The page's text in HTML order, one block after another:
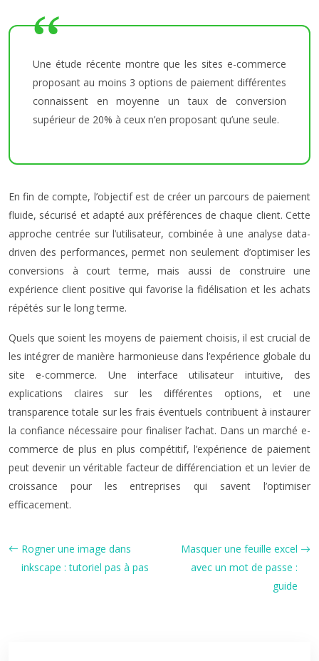
Une étude récente montre que les sites e-commerce
proposant au moins 3 options de paiement différentes
connaissent en moyenne un taux de conversion
supérieur de 20% à ceux n’en proposant qu’une seule.
En fin de compte, l’objectif est de créer un parcours de paiement
fluide, sécurisé et adapté aux préférences de chaque client. Cette
approche centrée sur l’utilisateur, combinée à une analyse data-
driven des performances, permet non seulement d’optimiser les
conversions à court terme, mais aussi de construire une
expérience client positive qui favorise la fidélisation et les achats
répétés sur le long terme.
Quels que soient les moyens de paiement choisis, il est crucial de
les intégrer de manière harmonieuse dans l’expérience globale du
site e-commerce. Une interface utilisateur intuitive, des
explications claires sur les différentes options, et une
transparence totale sur les frais éventuels contribuent à instaurer
la confiance nécessaire pour finaliser l’achat. Dans un marché e-
commerce de plus en plus compétitif, l’expérience de paiement
peut devenir un véritable facteur de différenciation et un levier de
croissance pour les entreprises qui savent l’optimiser
efficacement.
Rogner une image dans
inkscape : tutoriel pas à pas
Masquer une feuille excel
avec un mot de passe :
guide